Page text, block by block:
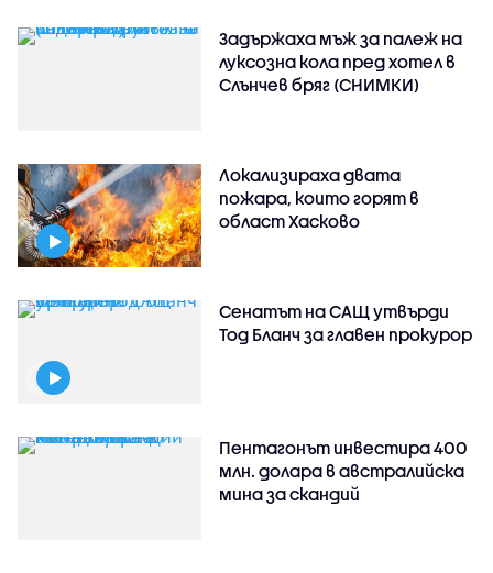
Задържаха мъж за палеж на
луксозна кола пред хотел в
Слънчев бряг (СНИМКИ)
Локализираха двата
пожара, които горят в
област Хасково
Сенатът на САЩ утвърди
Тод Бланч за главен прокурор
Пентагонът инвестира 400
млн. долара в австралийска
мина за скандий